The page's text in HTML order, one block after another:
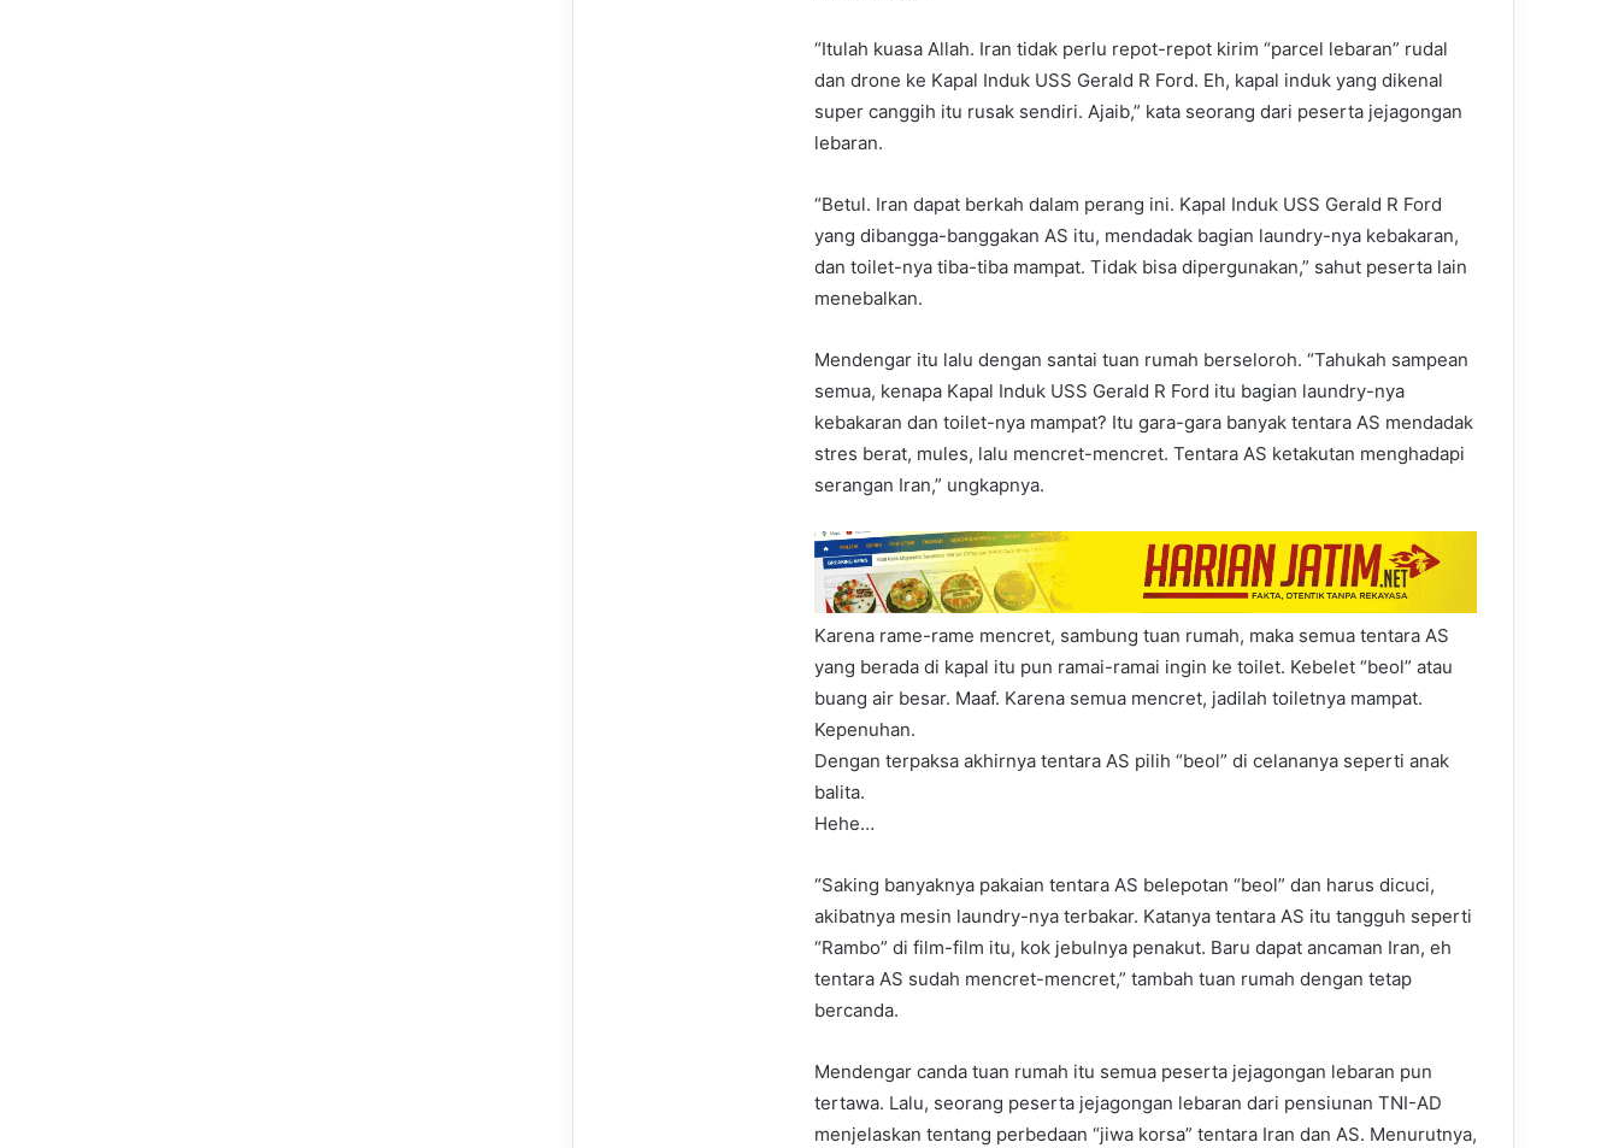
“Itulah kuasa Allah. Iran tidak perlu repot-repot kirim “parcel lebaran” rudal
dan drone ke Kapal Induk USS Gerald R Ford. Eh, kapal induk yang dikenal
super canggih itu rusak sendiri. Ajaib,” kata seorang dari peserta jejagongan
lebaran.
“Betul. Iran dapat berkah dalam perang ini. Kapal Induk USS Gerald R Ford
yang dibangga-banggakan AS itu, mendadak bagian laundry-nya kebakaran,
dan toilet-nya tiba-tiba mampat. Tidak bisa dipergunakan,” sahut peserta lain
menebalkan.
Mendengar itu lalu dengan santai tuan rumah berseloroh. “Tahukah sampean
semua, kenapa Kapal Induk USS Gerald R Ford itu bagian laundry-nya
kebakaran dan toilet-nya mampat? Itu gara-gara banyak tentara AS mendadak
stres berat, mules, lalu mencret-mencret. Tentara AS ketakutan menghadapi
serangan Iran,” ungkapnya.
Karena rame-rame mencret, sambung tuan rumah, maka semua tentara AS
yang berada di kapal itu pun ramai-ramai ingin ke toilet. Kebelet “beol” atau
buang air besar. Maaf. Karena semua mencret, jadilah toiletnya mampat.
Kepenuhan.
Dengan terpaksa akhirnya tentara AS pilih “beol” di celananya seperti anak
balita.
Hehe…
“Saking banyaknya pakaian tentara AS belepotan “beol” dan harus dicuci,
akibatnya mesin laundry-nya terbakar. Katanya tentara AS itu tangguh seperti
“Rambo” di film-film itu, kok jebulnya penakut. Baru dapat ancaman Iran, eh
tentara AS sudah mencret-mencret,” tambah tuan rumah dengan tetap
bercanda.
Mendengar canda tuan rumah itu semua peserta jejagongan lebaran pun
tertawa. Lalu, seorang peserta jejagongan lebaran dari pensiunan TNI-AD
menjelaskan tentang perbedaan “jiwa korsa” tentara Iran dan AS. Menurutnya,